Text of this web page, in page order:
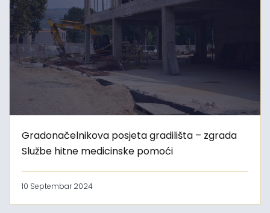
Gradonačelnikova posjeta gradilišta – zgrada
Službe hitne medicinske pomoći
10 Septembar 2024